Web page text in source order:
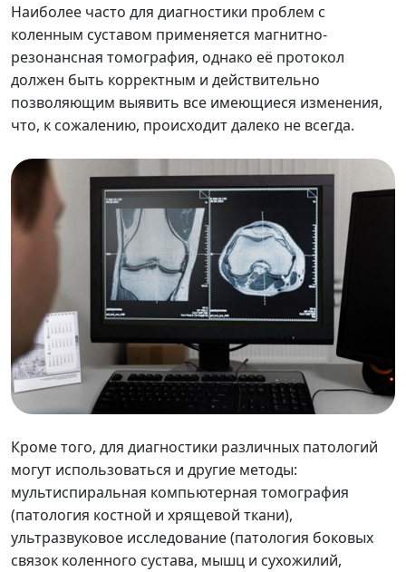
Наиболее часто для диагностики проблем с
коленным суставом применяется магнитно-
резонансная томография, однако её протокол
должен быть корректным и действительно
позволяющим выявить все имеющиеся изменения,
что, к сожалению, происходит далеко не всегда.
Кроме того, для диагностики различных патологий
могут использоваться и другие методы:
мультиспиральная компьютерная томография
(патология костной и хрящевой ткани),
ультразвуковое исследование (патология боковых
связок коленного сустава, мышц и сухожилий,